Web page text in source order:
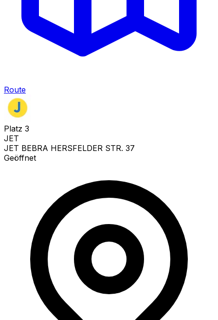
Route
Platz 3
JET
JET BEBRA HERSFELDER STR. 37
Geöffnet